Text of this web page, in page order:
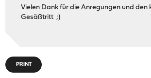
Vielen Dank für die Anregungen und den
Gesäßtritt ;)
PRINT